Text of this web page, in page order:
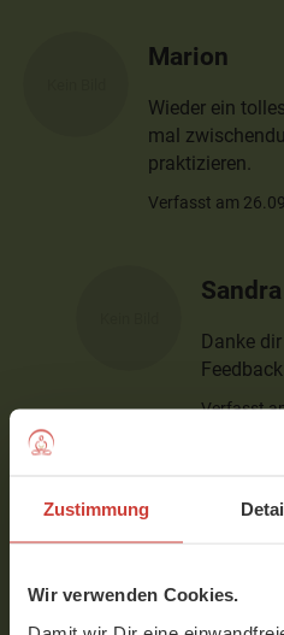
Zustimmung
Wir verwenden Cookies.
Marion
Wieder ein
mal
praktizieren.
Verfasst am
Sandra
Danke
Verfasst
Liebe Sandra
Eine